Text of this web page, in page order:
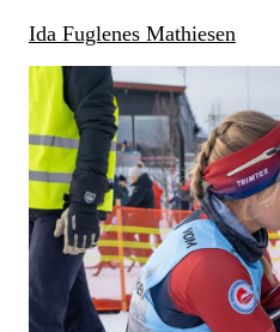
Ida Fuglenes Mathiesen